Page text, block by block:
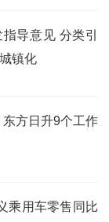
导意见 分类引
镇化
方日升9个工作
乘用车零售同比